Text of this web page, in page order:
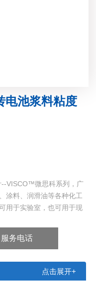
电池浆料粘度
--VISCO™微思科系列，广
涂料、润滑油等各种化工
用于实验室，也可用于现
服务电话
点击展开+